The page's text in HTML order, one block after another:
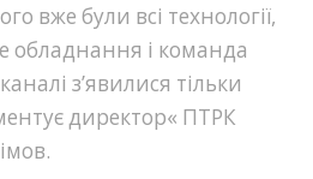
вже були всі технології,
обладнання і команда
з’явилися тільки
директор« ПТРК